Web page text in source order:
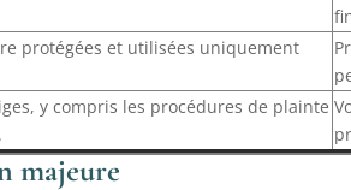
protégées et utilisées uniquement
y compris les procédures de plainte
majeure